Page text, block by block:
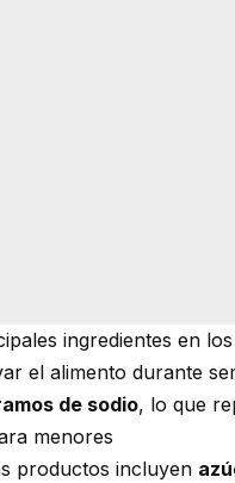
ingredientes en
el alimento durante
de sodio, lo que
menores
productos incluyen